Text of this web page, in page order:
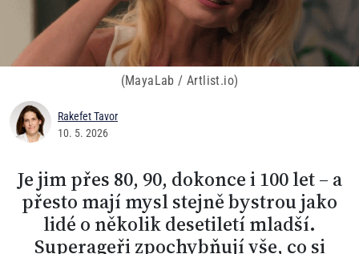
(MayaLab / Artlist.io)
Rakefet Tavor
10. 5. 2026
Je jim přes 80, 90, dokonce i 100 let – a
přesto mají mysl stejně bystrou jako
lidé o několik desetiletí mladší.
Superageři zpochybňují vše, co si